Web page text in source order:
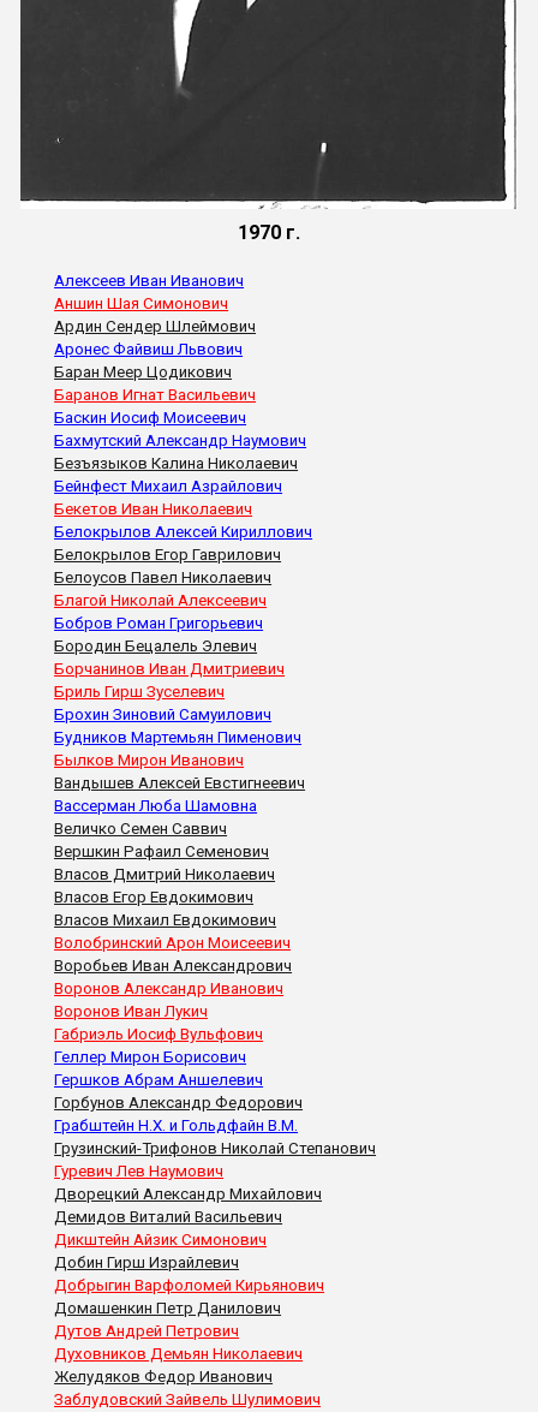
1970 г.
Алексеев Иван Иванович
Аншин Шая Симонович
Ардин Сендер Шлеймович
Аронес Файвиш Львович
Баран Меер Цодикович
Баранов Игнат Васильевич
Баскин Иосиф Моисеевич
Бахмутский Александр Наумович
Безъязыков Калина Николаевич
Бейнфест Михаил Азрайлович
Бекетов Иван Николаевич
Белокрылов Алексей Кириллович
Белокрылов Егор Гаврилович
Белоусов Павел Николаевич
Благой Николай Алексеевич
Бобров Роман Григорьевич
Бородин Бецалель Элевич
Борчанинов Иван Дмитриевич
Бриль Гирш Зуселевич
Брохин Зиновий Самуилович
Будников Мартемьян Пименович
Былков Мирон Иванович
Вандышев Алексей Евстигнеевич
Вассерман Люба Шамовна
Величко Семен Саввич
Вершкин Рафаил Семенович
Власов Дмитрий Николаевич
Власов Егор Евдокимович
Власов Михаил Евдокимович
Волобринский Арон Моисеевич
Воробьев Иван Александрович
Воронов Александр Иванович
Воронов Иван Лукич
Габриэль Иосиф Вульфович
Геллер Мирон Борисович
Гершков Абрам Аншелевич
Горбунов Александр Федорович
Грабштейн Н.Х. и Гольдфайн В.М.
Грузинский-Трифонов Николай Степанович
Гуревич Лев Наумович
Дворецкий Александр Михайлович
Демидов Виталий Васильевич
Дикштейн Айзик Симонович
Добин Гирш Израйлевич
Добрыгин Варфоломей Кирьянович
Домашенкин Петр Данилович
Дутов Андрей Петрович
Духовников Демьян Николаевич
Желудяков Федор Иванович
Заблудовский Зайвель Шулимович